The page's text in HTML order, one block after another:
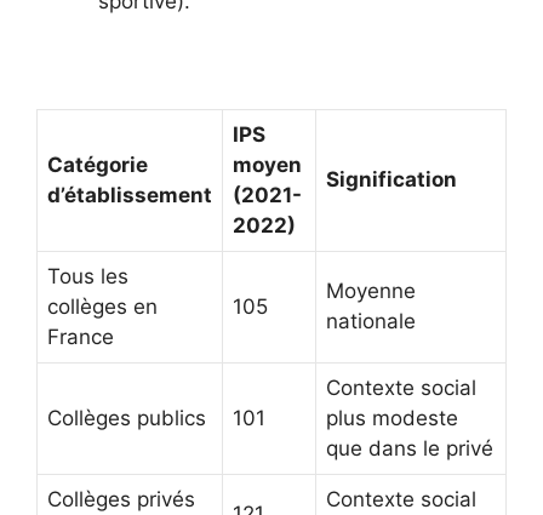
Catégorie
d’établissement
IPS
moyen
(2021-
2022)
Signification
Tous les
collèges en
France
105
Moyenne
nationale
Collèges publics 101
Contexte social
plus modeste
que dans le privé
Collèges privés
Contexte social